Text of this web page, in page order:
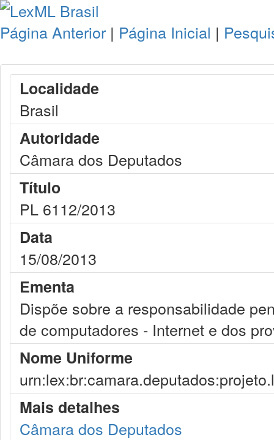
Página Anterior | Página Inicial |
Localidade
Brasil
Autoridade
Câmara dos Deputados
Título
PL 6112/2013
Data
15/08/2013
Ementa
Dispõe sobre a responsabilidade
de computadores - Internet e dos
Nome Uniforme
Mais detalhes
Câmara dos Deputados